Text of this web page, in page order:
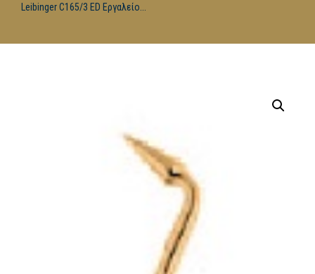
Leibinger C165/3 ED Εργαλείο...